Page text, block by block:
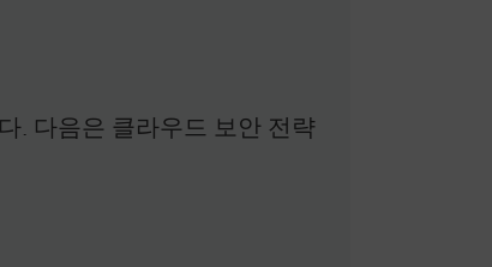
. 다음은 클라우드 보안 전략